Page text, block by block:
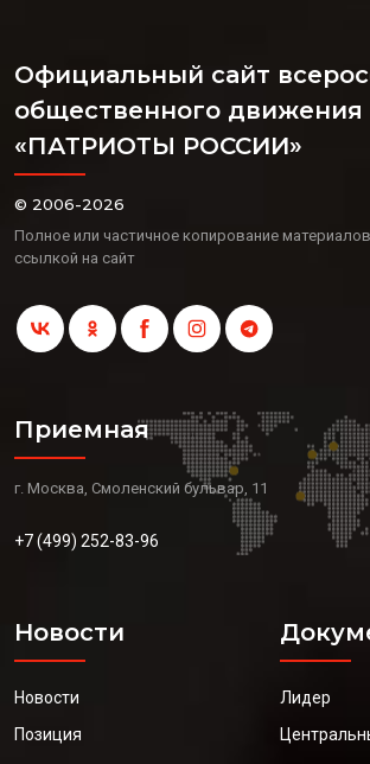
Официальный сайт
общественного движения
«ПАТРИОТЫ РОССИИ»
© 2006-2026
Полное или частичное копирование
ссылкой на сайт
Приемная
г. Москва, Смоленский бульвар, 11
+7 (499) 252-83-96
Новости
Новости
Позиция
Лидер